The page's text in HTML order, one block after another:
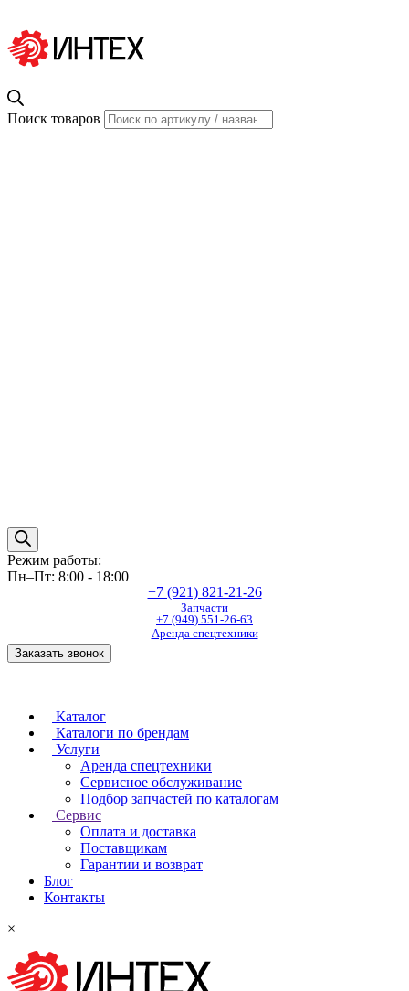
Поиск товаров
Режим работы:
Пн–Пт: 8:00 - 18:00
+7 (921) 821-21-26
Запчасти
+7 (949) 551-26-63
Аренда спецтехники
Заказать звонок
Каталог
Каталоги по брендам
Услуги
Аренда спецтехники
Сервисное обслуживание
Подбор запчастей по каталогам
Сервис
Оплата и доставка
Поставщикам
Гарантии и возврат
Блог
Контакты
×